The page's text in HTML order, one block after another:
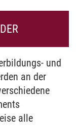
P
und
an der
alle